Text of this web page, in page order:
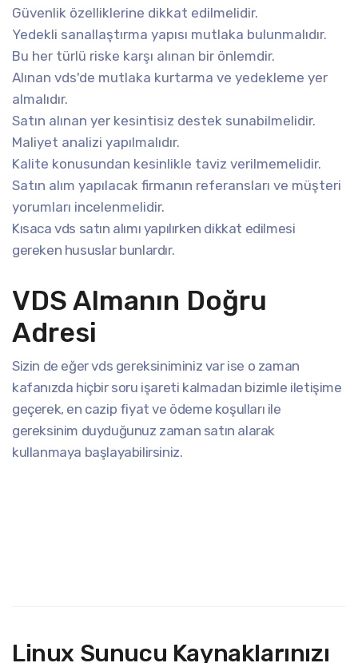
Güvenlik özelliklerine dikkat edilmelidir.
Yedekli sanallaştırma yapısı mutlaka bulunmalıdır.
Bu her türlü riske karşı alınan bir önlemdir.
Alınan vds'de mutlaka kurtarma ve yedekleme yer
almalıdır.
Satın alınan yer kesintisiz destek sunabilmelidir.
Maliyet analizi yapılmalıdır.
Kalite konusundan kesinlikle taviz verilmemelidir.
Satın alım yapılacak firmanın referansları ve müşteri
yorumları incelenmelidir.
Kısaca vds satın alımı yapılırken dikkat edilmesi
gereken hususlar bunlardır.
VDS Almanın Doğru
Adresi
Sizin de eğer vds gereksiniminiz var ise o zaman
kafanızda hiçbir soru işareti kalmadan bizimle iletişime
geçerek, en cazip fiyat ve ödeme koşulları ile
gereksinim duyduğunuz zaman satın alarak
kullanmaya başlayabilirsiniz.
Linux Sunucu Kaynaklarınızı